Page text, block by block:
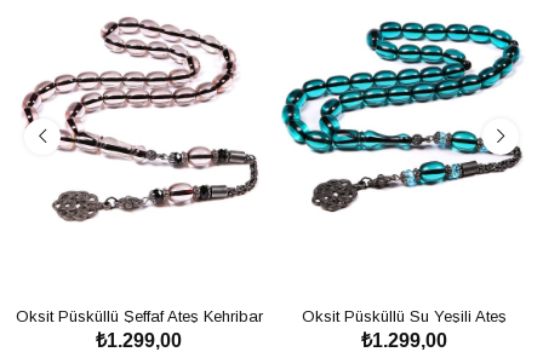
Oksit Püsküllü Şeffaf Ateş Kehribar
Tesbih
₺1.299,00
Oksit Püsküllü Su Yeşili Ateş
Kehribar Tesbih
₺1.299,00